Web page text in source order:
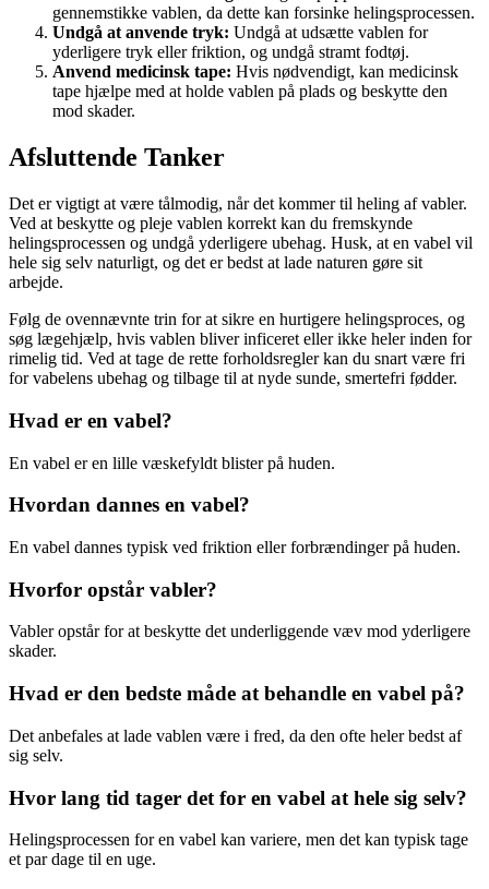
gennemstikke vablen, da dette kan forsinke helingsprocessen.
Undgå at anvende tryk: Undgå at udsætte vablen for
yderligere tryk eller friktion, og undgå stramt fodtøj.
Anvend medicinsk tape: Hvis nødvendigt, kan medicinsk
tape hjælpe med at holde vablen på plads og beskytte den
mod skader.
Afsluttende Tanker
Det er vigtigt at være tålmodig, når det kommer til heling af vabler.
Ved at beskytte og pleje vablen korrekt kan du fremskynde
helingsprocessen og undgå yderligere ubehag. Husk, at en vabel vil
hele sig selv naturligt, og det er bedst at lade naturen gøre sit
arbejde.
Følg de ovennævnte trin for at sikre en hurtigere helingsproces, og
søg lægehjælp, hvis vablen bliver inficeret eller ikke heler inden for
rimelig tid. Ved at tage de rette forholdsregler kan du snart være fri
for vabelens ubehag og tilbage til at nyde sunde, smertefri fødder.
Hvad er en vabel?
En vabel er en lille væskefyldt blister på huden.
Hvordan dannes en vabel?
En vabel dannes typisk ved friktion eller forbrændinger på huden.
Hvorfor opstår vabler?
Vabler opstår for at beskytte det underliggende væv mod yderligere
skader.
Hvad er den bedste måde at behandle en vabel på?
Det anbefales at lade vablen være i fred, da den ofte heler bedst af
sig selv.
Hvor lang tid tager det for en vabel at hele sig selv?
Helingsprocessen for en vabel kan variere, men det kan typisk tage
et par dage til en uge.